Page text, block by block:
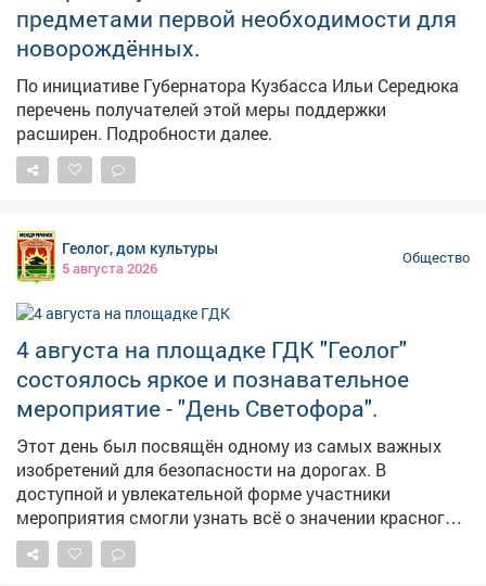
предметами первой необходимости для
новорождённых.
По инициативе Губернатора Кузбасса Ильи Середюка
перечень получателей этой меры поддержки
расширен. Подробности далее.
Геолог, дом культуры
5 августа 2026
Общество
4 августа на площадке ГДК "Геолог"
состоялось яркое и познавательное
мероприятие - "День Светофора".
Этот день был посвящён одному из самых важных
изобретений для безопасности на дорогах. В
доступной и увлекательной форме участники
мероприятия смогли узнать всё о значении красного,
жёлтого и зелёного цветов. Познакомиться с историей
создания первого светофора и его эволюцией до